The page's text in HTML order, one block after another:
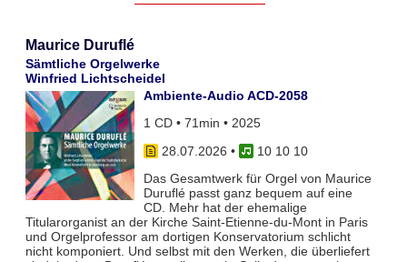
Maurice Duruflé
Sämtliche Orgelwerke
Winfried Lichtscheidel
Ambiente-Audio ACD-2058
1 CD • 71min • 2025
28.07.2026 •
10 10 10
Das Gesamtwerk für Orgel von Maurice
Duruflé passt ganz bequem auf eine
CD. Mehr hat der ehemalige
Titularorganist an der Kirche Saint-Etienne-du-Mont in Paris
und Orgelprofessor am dortigen Konservatorium schlicht
nicht komponiert. Und selbst mit den Werken, die überliefert